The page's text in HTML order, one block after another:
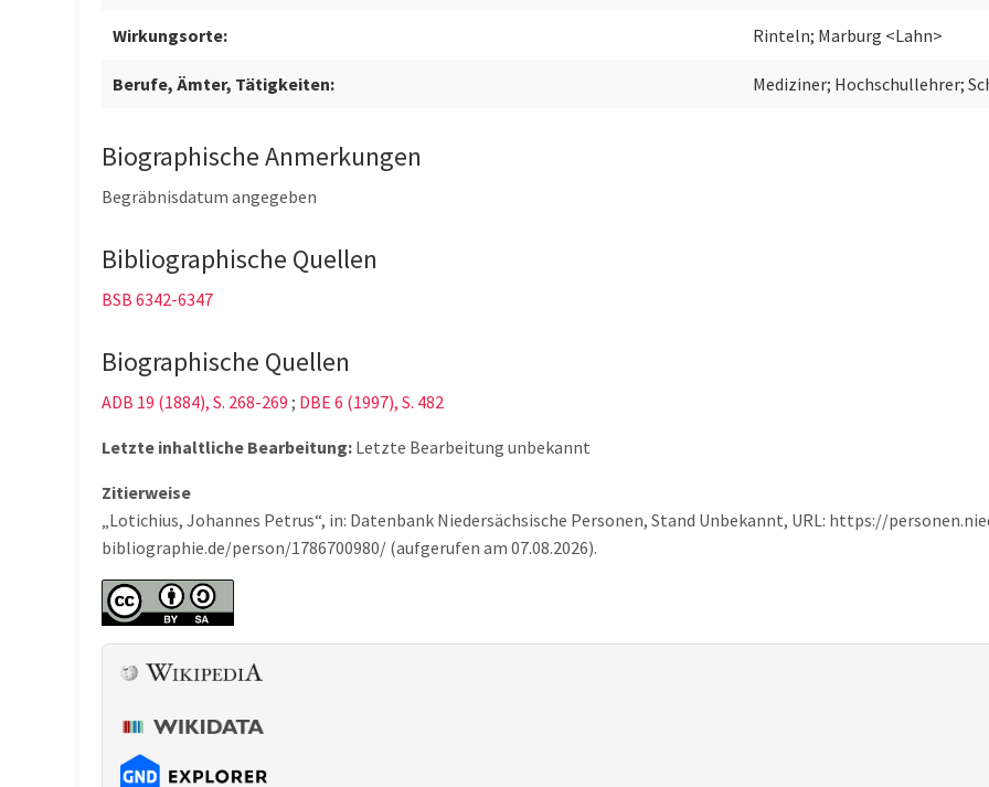
Wirkungsorte: Rinteln; Marburg <Lahn>
Berufe, Ämter, Tätigkeiten: Mediziner; Hochschullehrer;
Biographische Anmerkungen
Begräbnisdatum angegeben
Bibliographische Quellen
BSB 6342-6347
Biographische Quellen
ADB 19 (1884), S. 268-269 ; DBE 6 (1997), S. 482
Letzte inhaltliche Bearbeitung: Letzte Bearbeitung unbekannt
Zitierweise
„Lotichius, Johannes Petrus“, in: Datenbank Niedersächsische Personen, Stand Unbekannt, URL: https://
bibliographie.de/person/1786700980/ (aufgerufen am 07.08.2026).